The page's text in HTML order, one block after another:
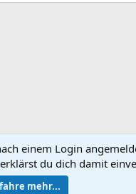
einem Login
du dich damit
mehr...